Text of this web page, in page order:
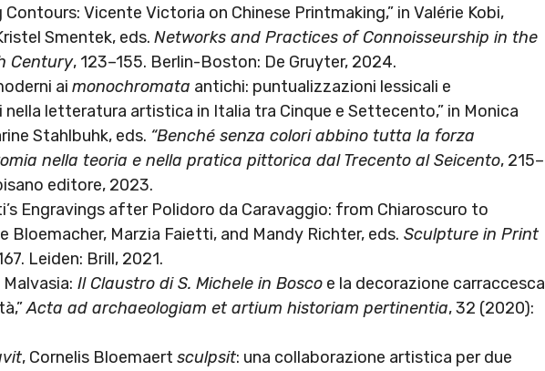
Vicente Victoria on Chinese Printmaking,” in Valérie Kobi,
Smentek, eds. Networks and Practices of Connoisseurship in the
Century, 123–155. Berlin-Boston: De Gruyter, 2024.
ai monochromata antichi: puntualizzazioni lessicali e
letteratura artistica in Italia tra Cinque e Settecento,” in Monica
Stahlbuhk, eds. “Benché senza colori abbino tutta la forza
nella teoria e nella pratica pittorica dal Trecento al Seicento, 215–
editore, 2023.
Engravings after Polidoro da Caravaggio: from Chiaroscuro to
Bloemacher, Marzia Faietti, and Mandy Richter, eds. Sculpture in Print
Leiden: Brill, 2021.
Malvasia: Il Claustro di S. Michele in Bosco e la decorazione carraccesca
Acta ad archaeologiam et artium historiam pertinentia, 32 (2020):
, Cornelis Bloemaert sculpsit: una collaborazione artistica per due